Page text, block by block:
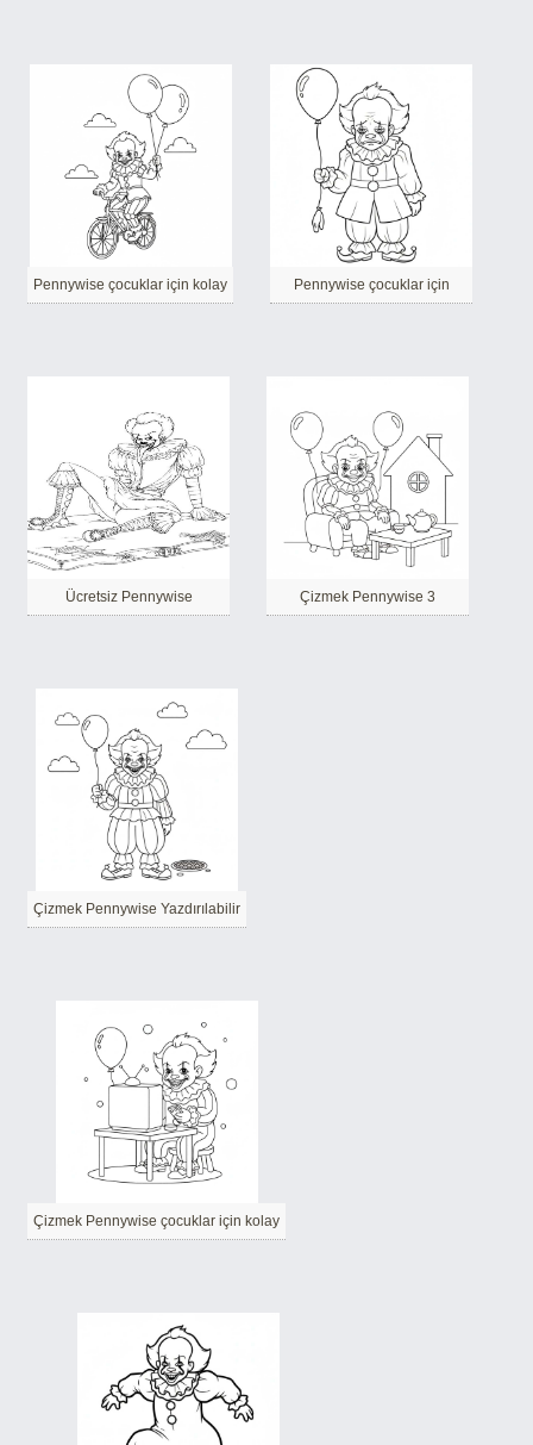
Pennywise çocuklar için kolay Pennywise çocuklar için
Ücretsiz Pennywise Çizmek Pennywise 3
Çizmek Pennywise Yazdırılabilir
Çizmek Pennywise çocuklar için kolay